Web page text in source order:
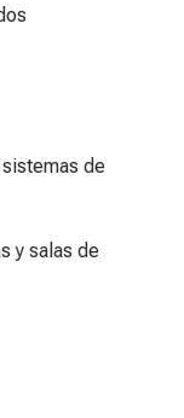
de
y salas de